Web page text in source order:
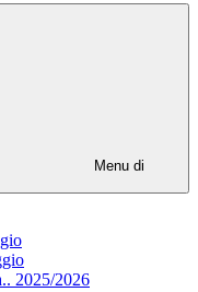
Menu di
2025/2026